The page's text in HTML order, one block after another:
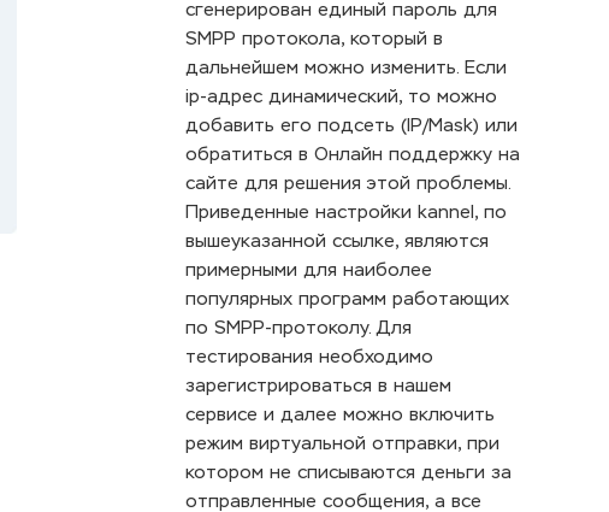
сгенерирован единый пароль для
SMPP протокола, который в
дальнейшем можно изменить. Если
ip-адрес динамический, то можно
добавить его подсеть (IP/Mask) или
обратиться в Онлайн поддержку на
сайте для решения этой проблемы.
Приведенные настройки kannel, по
вышеуказанной ссылке, являются
примерными для наиболее
популярных программ работающих
по SMPP-протоколу. Для
тестирования необходимо
зарегистрироваться в нашем
сервисе и далее можно включить
режим виртуальной отправки, при
котором не списываются деньги за
отправленные сообщения, а все